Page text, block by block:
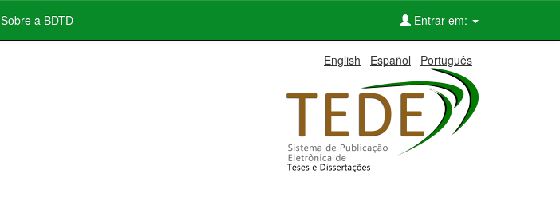
Sobre a BDTD Entrar em:
English Español Português